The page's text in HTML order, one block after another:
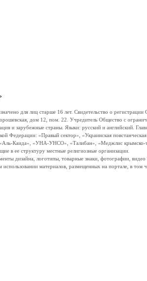
для лиц старше 16 лет. Свидетельство о
дом 12, пом. 22. Учредитель Общество с
и зарубежные страны. Языки: русский и английский.
Федерации: «Правый сектор», «Украинская
Каида», «УНА-УНСО», «Талибан», «Меджлис крымско-
в ее структуру местные религиозные организации.
дизайна, логотипы, товарные знаки, фотографии,
материалов, размещенных на портале, в